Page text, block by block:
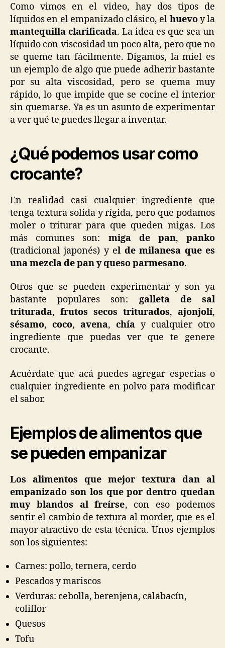
Como vimos en el video, hay dos tipos de
líquidos en el empanizado clásico, el huevoy la
mantequilla clarificada. La idea es que sea un
líquido con viscosidad un poco alta, pero que no
se queme tan fácilmente. Digamos, la miel es
un ejemplo de algo que puede adherir bastante
por su alta viscosidad, pero se quema muy
rápido, lo que impide que se cocine el interior
sin quemarse. Ya es un asunto de experimentar
a ver qué te puedes llegar a inventar.
¿Qué podemos usar como
crocante?
En realidad casi cualquier ingrediente que
tenga textura solida y rígida, pero que podamos
moler o triturar para que queden migas. Los
más comunes son: miga de pan,panko
(tradicional japonés) y el de milanesa que es
una mezcla de pan y queso parmesano.
Otros que se pueden experimentar y son ya
bastante populares son: galleta de sal
triturada, frutos secos triturados, ajonjolí,
sésamo, coco, avena, chía y cualquier otro
ingrediente que puedas ver que te genere
crocante.
Acuérdate que acá puedes agregar especias o
cualquier ingrediente en polvo para modificar
el sabor.
Ejemplos de alimentos que
se pueden empanizar
Los alimentos que mejor textura dan al
empanizado son los que por dentro quedan
muy blandos al freírse, con eso podemos
sentir el cambio de textura al morder, que es el
mayor atractivo de esta técnica. Unos ejemplos
son los siguientes:
Carnes: pollo, ternera, cerdo
Pescados y mariscos
Verduras: cebolla, berenjena, calabacín,
coliflor
Quesos
Tofu